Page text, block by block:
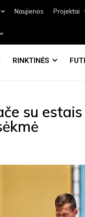
Naujienos Projektai
RINKTINĖS
su